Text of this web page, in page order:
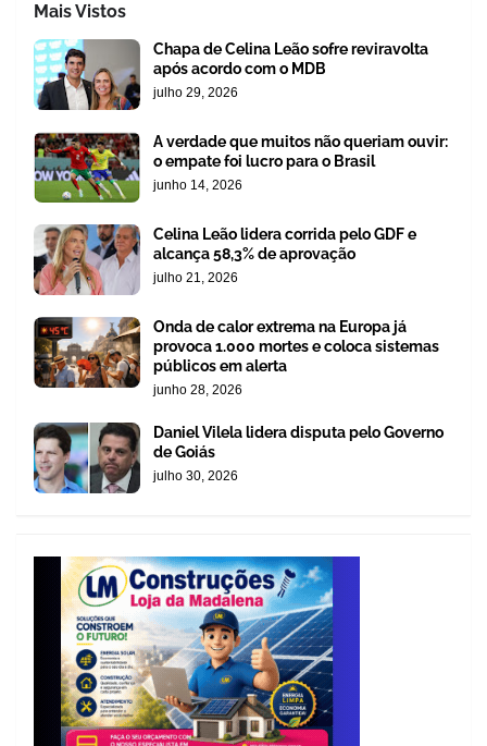
Mais Vistos
Chapa de Celina Leão sofre reviravolta
após acordo com o MDB
julho 29, 2026
A verdade que muitos não queriam ouvir:
o empate foi lucro para o Brasil
junho 14, 2026
Celina Leão lidera corrida pelo GDF e
alcança 58,3% de aprovação
julho 21, 2026
Onda de calor extrema na Europa já
provoca 1.000 mortes e coloca sistemas
públicos em alerta
junho 28, 2026
Daniel Vilela lidera disputa pelo Governo
de Goiás
julho 30, 2026